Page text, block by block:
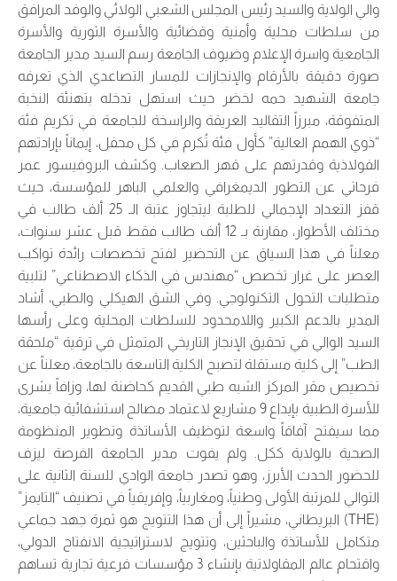
والي الولاية والسيد رئيس المجلس الشعبي الولائي والوفد المرافق
من سلطات محلية وأمنية وقضائية والأسرة الثورية والأسرة
الجامعية واسرة الإعلام وضيوف الجامعة رسم السيد مدير الجامعة
صورة دقيقة بالأرقام والإنجازات للمسار التصاعدي الذي تعرفه
جامعة الشهيد حمه لخضر حيث استهل تدخله بتهنئة النخبة
المتفوقة، مبرزاً التقاليد العريقة والراسخة للجامعة في تكريم فئة
“ذوي الهمم العالية” كأول فئة تُكرم في كل محفل، إيماناً بإرادتهم
الفولاذية وقدرتهم على قهر الصعاب. وكشف البروفيسور عمر
فرحاتي عن التطور الديمغرافي والعلمي الباهر للمؤسسة، حيث
قفز التعداد الإجمالي للطلبة ليتجاوز عتبة الـ 25 ألف طالب في
مختلف الأطوار، مقارنة بـ 12 ألف طالب فقط قبل عشر سنوات،
معلناً في هذا السياق عن التحضير لفتح تخصصات رائدة تواكب
العصر على غرار تخصص “مهندس في الذكاء الاصطناعي” لتلبية
متطلبات التحول التكنولوجي. وفي الشق الهيكلي والطبي، أشاد
المدير بالدعم الكبير واللامحدود للسلطات المحلية وعلى رأسها
السيد الوالي في تحقيق الإنجاز التاريخي المتمثل في ترقية “ملحقة
الطب” إلى كلية مستقلة لتصبح الكلية التاسعة بالجامعة، معلناً عن
تخصيص مقر المركز الشبه طبي القديم كحاضنة لها، وزافاً بشرى
للأسرة الطبية بإيداع 9 مشاريع لاعتماد مصالح استشفائية جامعية،
مما سيفتح آفاقاً واسعة لتوظيف الأساتذة وتطوير المنظومة
الصحية بالولاية ككل. ولم يفوت مدير الجامعة الفرصة ليزف
للحضور الحدث الأبرز، وهو تصدر جامعة الوادي للسنة الثانية على
التوالي للمرتبة الأولى وطنياً، ومغاربياً، وإفريقياً في تصنيف “التايمز”
(THE) البريطاني، مشيراً إلى أن هذا التتويج هو ثمرة جهد جماعي
متكامل للأساتذة والباحثين، وتتويج لاستراتيجية الانفتاح الدولي،
واقتحام عالم المقاولاتية بإنشاء 3 مؤسسات فرعية تجارية تساهم